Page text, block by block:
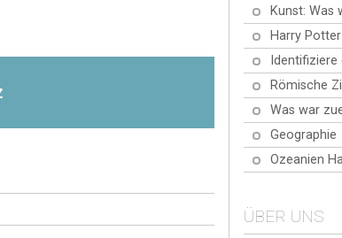
Kunst: Was
Harry
Identifiziere
Römische
Was war
Geographie
Ozeanien
ÜBER UNS